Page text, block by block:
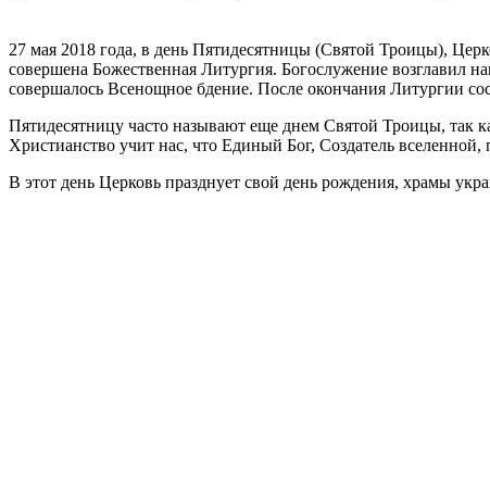
27 мая 2018 года, в день Пятидесятницы (Святой Троицы),
совершена Божественная Литургия. Богослужение возглавил
совершалось Всенощное бдение. После окончания Литургии
Пятидесятницу часто называют еще днем Святой Троицы, так
Христианство учит нас, что Единый Бог, Создатель
В этот день Церковь празднует свой день рождения, храмы